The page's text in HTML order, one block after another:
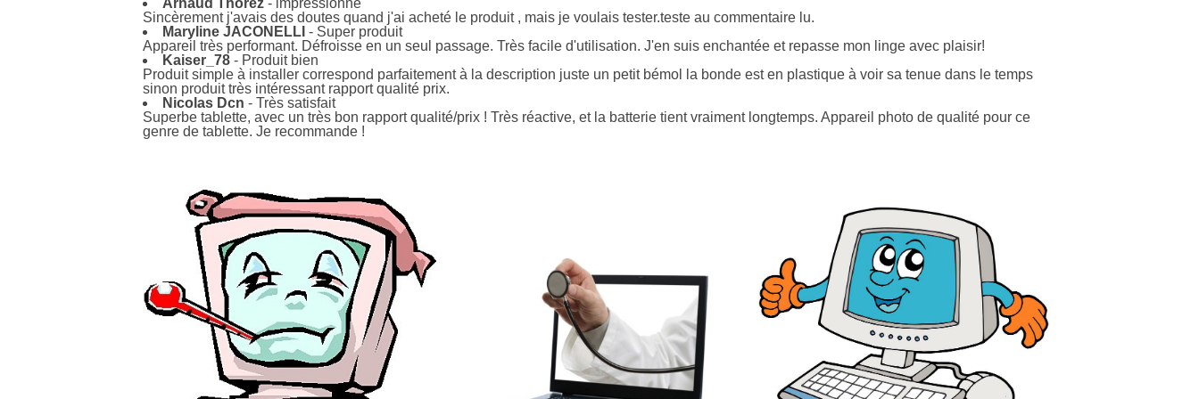
Arnaud Thorez - impressionné
Sincèrement j'avais des doutes quand j'ai acheté le produit , mais je voulais tester.teste au commentaire lu.
Maryline JACONELLI - Super produit
Appareil très performant. Défroisse en un seul passage. Très facile d'utilisation. J'en suis enchantée et repasse mon linge avec plaisir!
Kaiser_78 - Produit bien
Produit simple à installer correspond parfaitement à la description juste un petit bémol la bonde est en plastique à voir sa tenue dans le temps
sinon produit très intéressant rapport qualité prix.
Nicolas Dcn - Très satisfait
Superbe tablette, avec un très bon rapport qualité/prix ! Très réactive, et la batterie tient vraiment longtemps. Appareil photo de qualité pour ce
genre de tablette. Je recommande !